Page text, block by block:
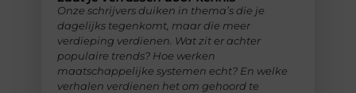
Onze schrijvers duiken in thema’s die je
dagelijks tegenkomt, maar die meer
verdieping verdienen. Wat zit er achter
populaire trends? Hoe werken
maatschappelijke systemen echt? En welke
verhalen verdienen het om gehoord te